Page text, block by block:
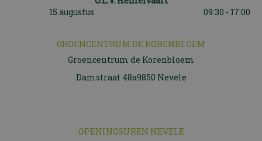
15 augustus
09:30 - 17:00
GROENCENTRUM DE KORENBLOEM
Groencentrum de Korenbloem
Damstraat 48a9850 Nevele
OPENINGSUREN NEVELE